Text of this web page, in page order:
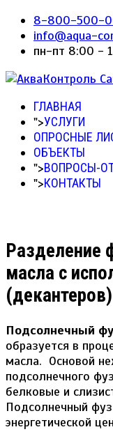
8-800-500-
info@aqua-
пн-пт 8:00 -
ГЛАВНАЯ
">УСЛУГИ
ОПРОСНЫЕ
ОБЪЕКТЫ
">ВОПРОСЫ-
">КОНТАКТЫ
Разделение
масла с
(декантеров)
Подсолнечный
образуется в
масла. Основой
подсолнечного
белковые и
Подсолнечный
энергетической